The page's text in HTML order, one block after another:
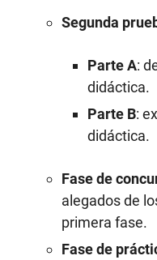
Segunda
Parte A:
didáctica.
Parte B:
didáctica.
Fase de
alegados de
primera fase.
Fase de